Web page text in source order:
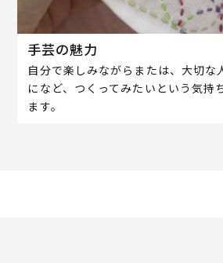
手芸の魅力
自分で楽しみながらまたは、大切な
になど、つくってみたいという気持
ます。